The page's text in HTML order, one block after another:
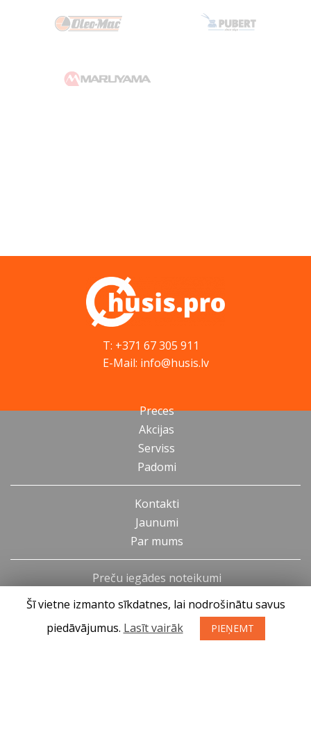
T: +371 67 305 911
E-Mail: info@husis.lv
Preces
Akcijas
Serviss
Padomi
Kontakti
Jaunumi
Par mums
Preču iegādes noteikumi
Privātuma politika
Atteikuma tiesības
Šī vietne izmanto sīkdatnes, lai nodrošinātu savus
piedāvājumus. Lasīt vairāk PIEŅEMT